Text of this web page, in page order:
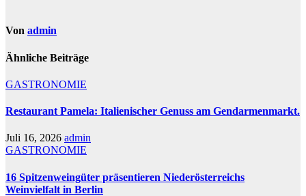
Von admin
Ähnliche Beiträge
GASTRONOMIE
Restaurant Pamela: Italienischer Genuss am Gendarmenmarkt.
Juli 16, 2026 admin
GASTRONOMIE
16 Spitzenweingüter präsentieren Niederösterreichs
Weinvielfalt in Berlin